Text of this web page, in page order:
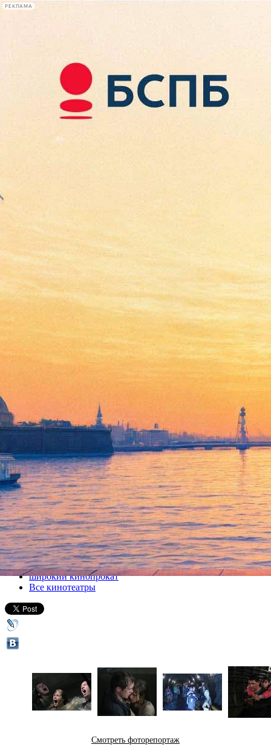
РЕКЛАМА
Сегодня:
2026.08.10
22:27
Афиша Plus
Метро
22 февраля 2013, пятница-20 марта 2013, среда
Версия для печати
Все кино
широкий кинопрокат
Все кинотеатры
Смотреть фоторепортаж